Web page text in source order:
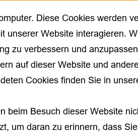
Diese Cookies werden
unserer Website interagieren.
zu verbessern und
auf dieser Website und
Cookies finden Sie in
beim Besuch dieser Website
um daran zu erinnern, dass
ANWENDUNGSBEREICHE